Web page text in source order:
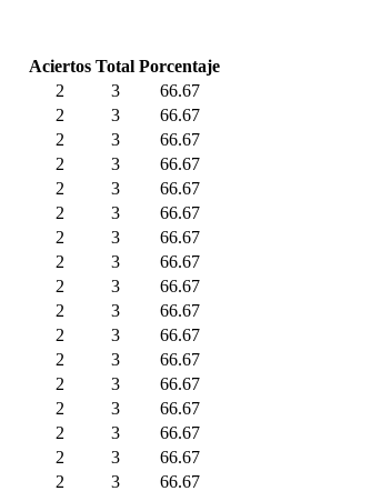
Aciertos Total Porcentaje
2 3
66.67
2 3
66.67
2 3
66.67
2 3
66.67
2 3
66.67
2 3
66.67
2 3
66.67
2 3
66.67
2 3
66.67
2 3
66.67
2 3
66.67
2 3
66.67
2 3
66.67
2 3
66.67
2 3
66.67
2 3
66.67
2 3
66.67